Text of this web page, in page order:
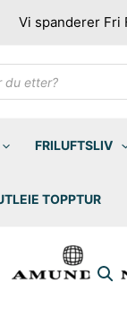
Vi spanderer Fri
FRILUFTSLIV
TOPPTUR